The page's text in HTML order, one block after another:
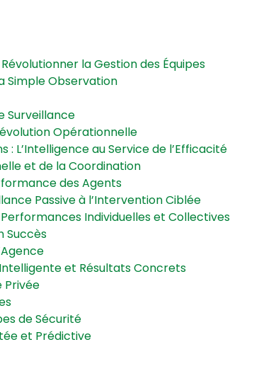
la Gestion des Équipes
Simple Observation
Surveillance
Opérationnelle
L’Intelligence au Service de l’Efficacité
et de la Coordination
des Agents
Passive à l’Intervention Ciblée
Individuelles et Collectives
Succès
et Résultats Concrets
Privée
de Sécurité
et Prédictive